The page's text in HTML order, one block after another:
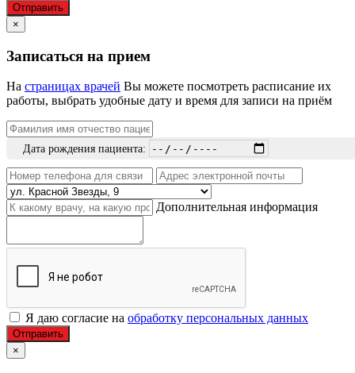
Отправить
×
Записаться на прием
На страницах врачей Вы можете посмотреть расписание их
работы, выбрать удобные дату и время для записи на приём
Дата рождения пациента:
Дополнительная информация
Я даю согласие на обработку персональных данных
Отправить
×